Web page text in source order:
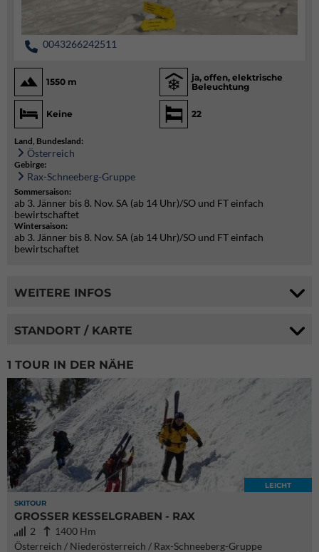
0043266242511
1550 m
ja, offen, elektrische
Beleuchtung
Keine 22
Land, Bundesland:
Österreich
Gebirge:
Rax-Schneeberg-Gruppe
Sommersaison:
ab 3. Jänner bis 8. Nov. SA (ab 14 Uhr)/SO und FT einfach
bewirtschaftet
Wintersaison:
ab 3. Jänner bis 8. Nov. SA (ab 14 Uhr)/SO und FT einfach
bewirtschaftet
WEITERE INFOS
STANDORT / KARTE
1 TOUR IN DER NÄHE
SKITOUR
LEICHT
GROSSER KESSELGRABEN - RAX
2
1400 Hm
Österreich / Niederösterreich / Rax-Schneeberg-Gruppe